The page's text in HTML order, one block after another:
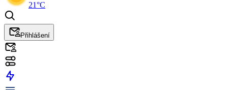
21°C
Přihlášení